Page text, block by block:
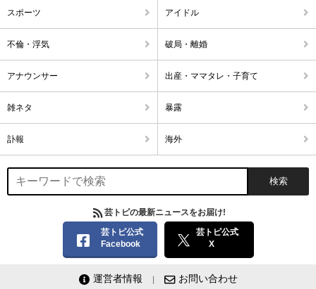
スポーツ アイドル
不倫・浮気 破局・離婚
アナウンサー 出産・ママタレ・子育て
雑ネタ 暴露
訃報 海外
芸トピの最新ニュースをお届け!
芸トピ公式
Facebook
芸トピ公式
X
運営者情報 お問い合わせ